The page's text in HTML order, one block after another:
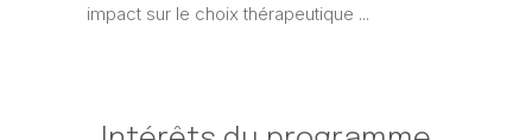
impact sur le choix thérapeutique ...